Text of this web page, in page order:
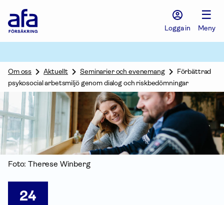
Försäkring
Logga in
☰
Meny
Om oss Aktuellt Seminarier och evenemang
Förbättrad
psykosocial arbetsmiljö genom dialog och riskbedömningar
Foto: Therese Winberg
24